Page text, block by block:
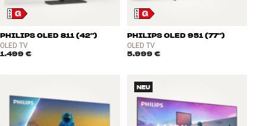
PHILIPS OLED 811 (42")
OLED TV
1.499 €
PHILIPS OLED 951 (77")
OLED TV
5.999 €
NEU